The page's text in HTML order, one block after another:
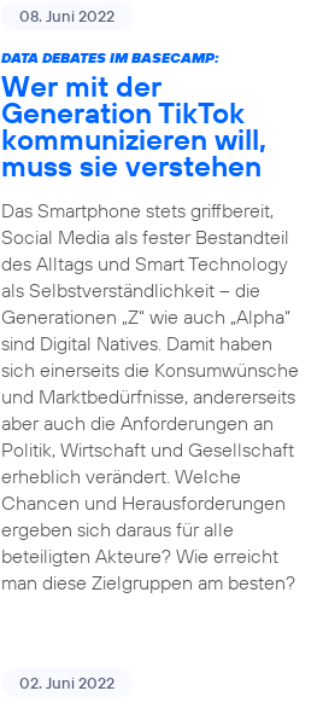
08. Juni 2022
DATA DEBATES IM BASECAMP:
Wer mit der
Generation TikTok
kommunizieren will,
muss sie verstehen
Das Smartphone stets griffbereit,
Social Media als fester Bestandteil
des Alltags und Smart Technology
als Selbstverständlichkeit – die
Generationen „Z“ wie auch „Alpha“
sind Digital Natives. Damit haben
sich einerseits die Konsumwünsche
und Marktbedürfnisse, andererseits
aber auch die Anforderungen an
Politik, Wirtschaft und Gesellschaft
erheblich verändert. Welche
Chancen und Herausforderungen
ergeben sich daraus für alle
beteiligten Akteure? Wie erreicht
man diese Zielgruppen am besten?
02. Juni 2022